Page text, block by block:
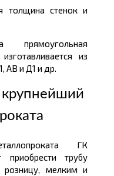
толщина стенок и
прямоугольная
из
АВ и Д1 и др.
крупнейший
ГК
приобрести трубу
мелким и